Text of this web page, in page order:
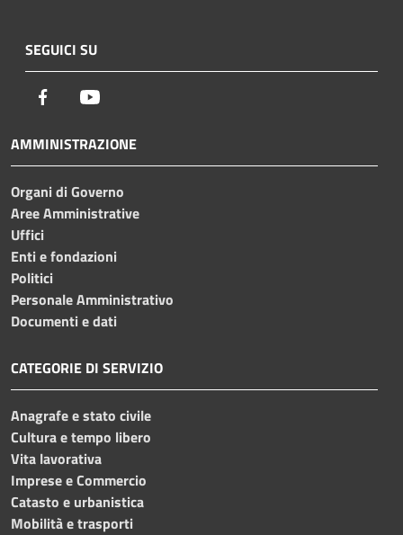
SEGUICI SU
Facebook
AMMINISTRAZIONE
Organi di Governo
Aree Amministrative
Uffici
Enti e fondazioni
Politici
Personale Amministrativo
Documenti e dati
CATEGORIE DI SERVIZIO
Anagrafe e stato civile
Cultura e tempo libero
Vita lavorativa
Imprese e Commercio
Catasto e urbanistica
Mobilità e trasporti